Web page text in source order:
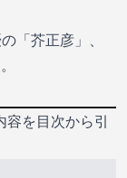
「芥正彦 」、
を目次から引